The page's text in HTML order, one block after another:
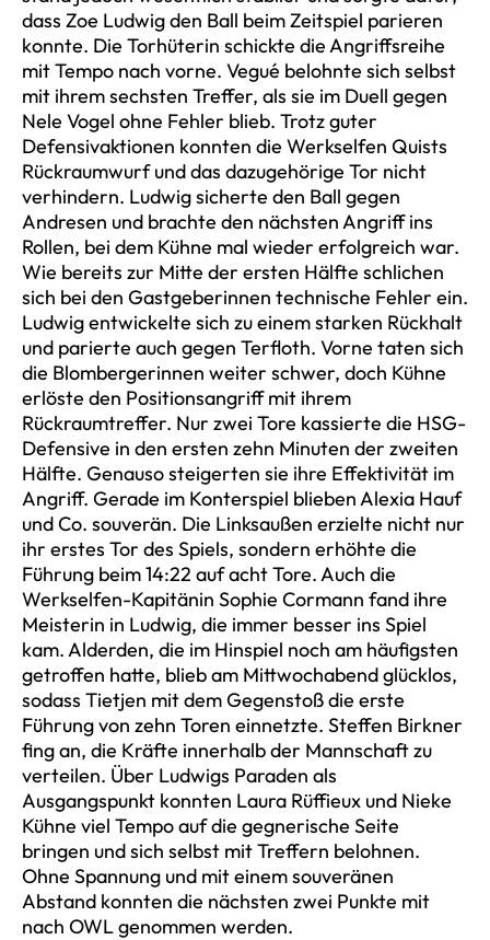
dass Zoe Ludwig den Ball beim Zeitspiel parieren
konnte. Die Torhüterin schickte die Angriffsreihe
mit Tempo nach vorne. Vegué belohnte sich selbst
mit ihrem sechsten Treffer, als sie im Duell gegen
Nele Vogel ohne Fehler blieb. Trotz guter
Defensivaktionen konnten die Werkselfen Quists
Rückraumwurf und das dazugehörige Tor nicht
verhindern. Ludwig sicherte den Ball gegen
Andresen und brachte den nächsten Angriff ins
Rollen, bei dem Kühne mal wieder erfolgreich war.
Wie bereits zur Mitte der ersten Hälfte schlichen
sich bei den Gastgeberinnen technische Fehler ein.
Ludwig entwickelte sich zu einem starken Rückhalt
und parierte auch gegen Terfloth. Vorne taten sich
die Blombergerinnen weiter schwer, doch Kühne
erlöste den Positionsangriff mit ihrem
Rückraumtreffer. Nur zwei Tore kassierte die HSG-
Defensive in den ersten zehn Minuten der zweiten
Hälfte. Genauso steigerten sie ihre Effektivität im
Angriff. Gerade im Konterspiel blieben Alexia Hauf
und Co. souverän. Die Linksaußen erzielte nicht nur
ihr erstes Tor des Spiels, sondern erhöhte die
Führung beim 14:22 auf acht Tore. Auch die
Werkselfen-Kapitänin Sophie Cormann fand ihre
Meisterin in Ludwig, die immer besser ins Spiel
kam. Alderden, die im Hinspiel noch am häufigsten
getroffen hatte, blieb am Mittwochabend glücklos,
sodass Tietjen mit dem Gegenstoß die erste
Führung von zehn Toren einnetzte. Steffen Birkner
fing an, die Kräfte innerhalb der Mannschaft zu
verteilen. Über Ludwigs Paraden als
Ausgangspunkt konnten Laura Rüffieux und Nieke
Kühne viel Tempo auf die gegnerische Seite
bringen und sich selbst mit Treffern belohnen.
Ohne Spannung und mit einem souveränen
Abstand konnten die nächsten zwei Punkte mit
nach OWL genommen werden.